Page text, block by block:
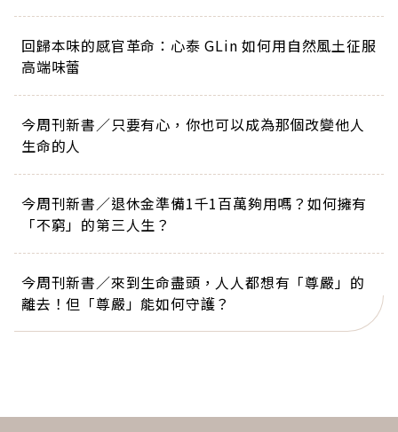
回歸本味的感官革命：心泰 GLin 如何用自然風土征服
高端味蕾
今周刊新書／只要有心，你也可以成為那個改變他人
生命的人
今周刊新書／退休金準備1千1百萬夠用嗎？如何擁有
「不窮」的第三人生？
今周刊新書／來到生命盡頭，人人都想有「尊嚴」的
離去！但「尊嚴」能如何守護？